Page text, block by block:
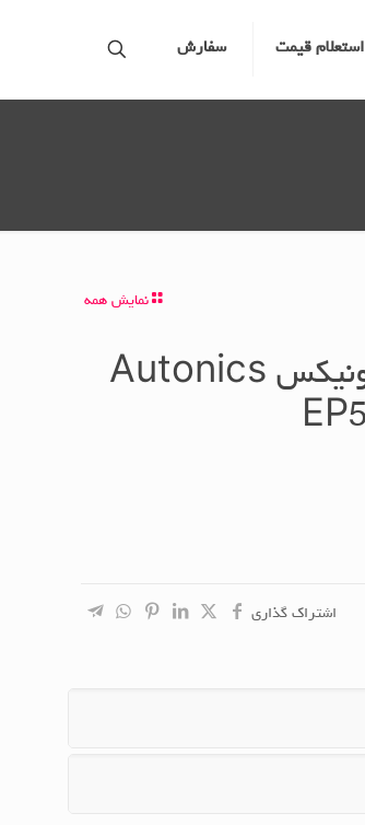
استعلام قیمت سفارش
نمایش همه
روتاری اینکودر ابسولوت آتونیکس Autonics
اشتراک گذاری